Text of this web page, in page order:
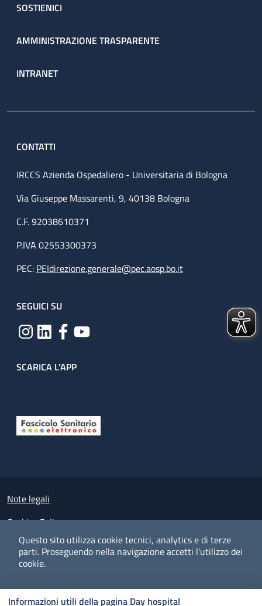
Questo sito utilizza cookie tecnici, analytics e di terze
parti. Proseguendo nella navigazione accetti l'utilizzo dei
cookie.
Informazioni utili della pagina Day hospital
SOSTIENICI
AMMINISTRAZIONE TRASPARENTE
INTRANET
CONTATTI
IRCCS Azienda Ospedaliero - Universitaria di Bologna
Via Giuseppe Massarenti, 9, 40138 Bologna
C.F. 92038610371
P.IVA 02553300373
PEC: PEIdirezione.generale@pec.aosp.bo.it
SEGUICI SU
SCARICA L'APP
Small prints
Note legali
Cookies Policy
Policy privacy e protezione del dato personale
Albo pretorio on-line
Dichiarazione di accessibilità